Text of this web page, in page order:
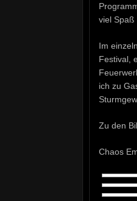
viel Spaß
Im
Festival,
ich zu
Zu den
Chaos